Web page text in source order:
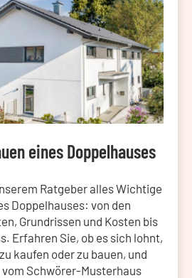
eines Doppelhauses
Ratgeber alles Wichtige
Doppelhauses: von den
Grundrissen und Kosten bis
Erfahren Sie, ob es sich lohnt,
kaufen oder zu bauen, und
vom Schwörer-Musterhaus